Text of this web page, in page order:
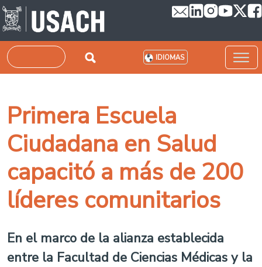
Pasar al contenido principal
Buscar IDIOMAS
Primera Escuela
Ciudadana en Salud
capacitó a más de 200
líderes comunitarios
En el marco de la alianza establecida
entre la Facultad de Ciencias Médicas y la